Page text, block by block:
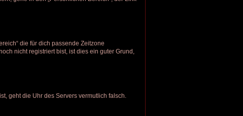
die für dich passende Zeitzone
nicht registriert bist, ist dies ein guter Grund,
geht die Uhr des Servers vermutlich falsch.